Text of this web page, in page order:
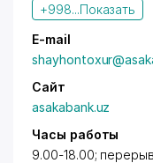
+998...Показать
E-mail
Сайт
asakabank.uz
Часы работы
9.00-18.00;